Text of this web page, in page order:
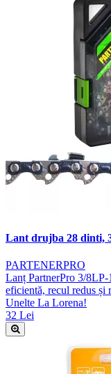
Lant drujba 28 dinti,
PARTENERPRO
Lanț PartnerPro 3/
eficientă, recul redus și
Unelte La Lorena!
32 Lei